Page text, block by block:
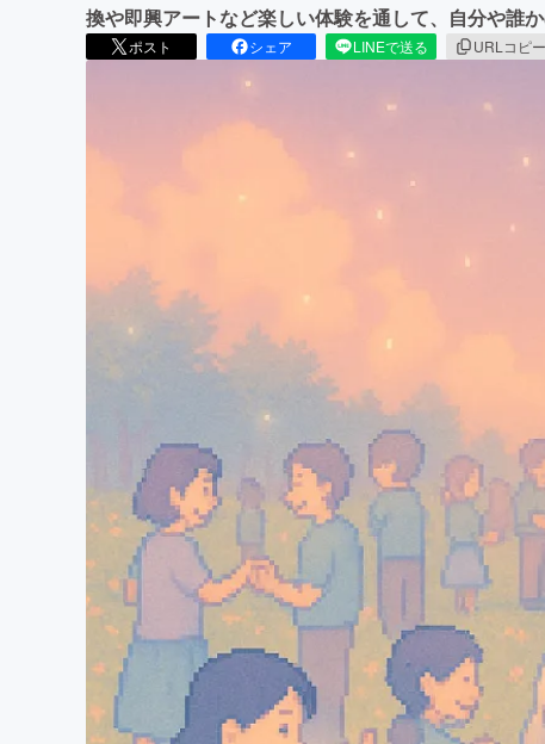
換や即興アートなど楽しい体験を通して、自分や誰
ポスト シェア LINEで送る URLコピー